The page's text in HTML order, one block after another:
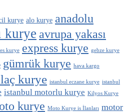
kurye alo kurye anadolu
kurye avrupa yakası
kurye express kurye gebze kurye
gümrük kurye hava kargo
kurye istanbul eczane kurye istanbul
istanbul motorlu kurye Kilyos Kurye
kurye Moto Kurye is İlanları motor